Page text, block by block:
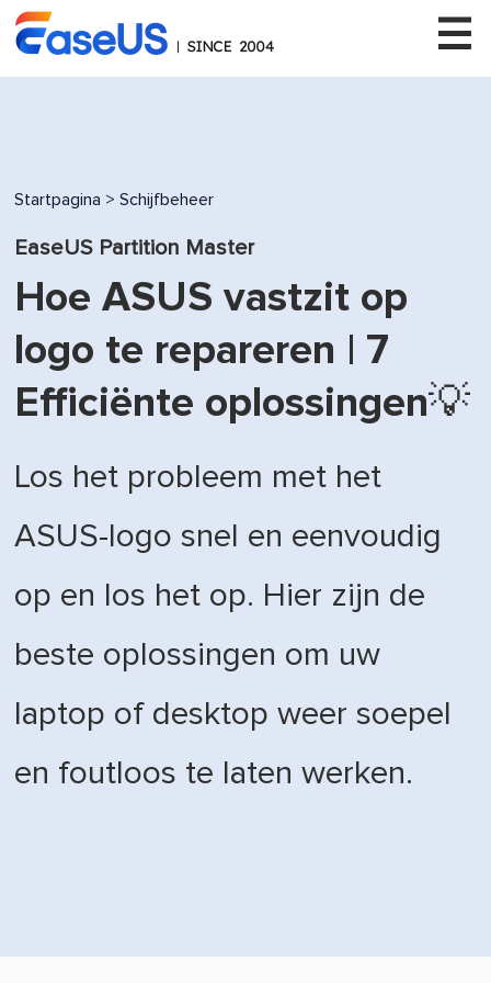
Startpagina > Schijfbeheer
EaseUS Partition Master
Hoe ASUS vastzit op
logo te repareren | 7
Efficiënte oplossingen💡
Los het probleem met het
ASUS-logo snel en eenvoudig
op en los het op. Hier zijn de
beste oplossingen om uw
laptop of desktop weer soepel
en foutloos te laten werken.